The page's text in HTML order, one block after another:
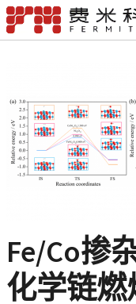
Fe/Co掺
化学链